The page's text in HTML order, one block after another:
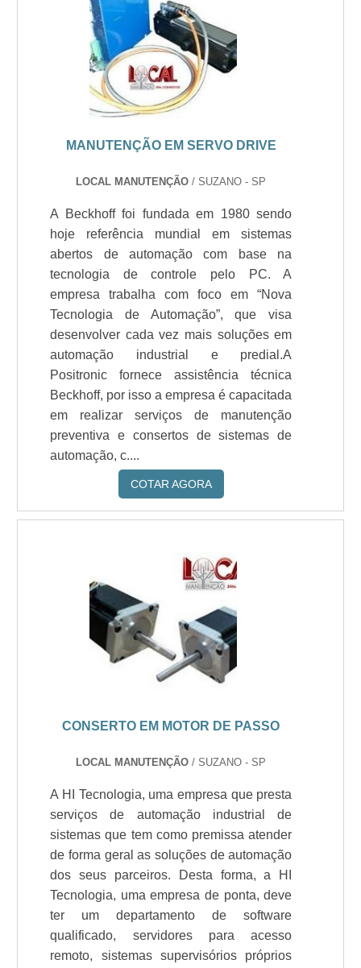
MANUTENÇÃO EM SERVO DRIVE
LOCAL MANUTENÇÃO / SUZANO - SP
A Beckhoff foi fundada em 1980 sendo
hoje referência mundial em sistemas
abertos de automação com base na
tecnologia de controle pelo PC. A
empresa trabalha com foco em “Nova
Tecnologia de Automação”, que visa
desenvolver cada vez mais soluções em
automação industrial e predial.A
Positronic fornece assistência técnica
Beckhoff, por isso a empresa é capacitada
em realizar serviços de manutenção
preventiva e consertos de sistemas de
automação, c....
COTAR AGORA
CONSERTO EM MOTOR DE PASSO
LOCAL MANUTENÇÃO / SUZANO - SP
A HI Tecnologia, uma empresa que presta
serviços de automação industrial de
sistemas que tem como premissa atender
de forma geral as soluções de automação
dos seus parceiros. Desta forma, a HI
Tecnologia, uma empresa de ponta, deve
ter um departamento de software
qualificado, servidores para acesso
remoto, sistemas supervisórios próprios